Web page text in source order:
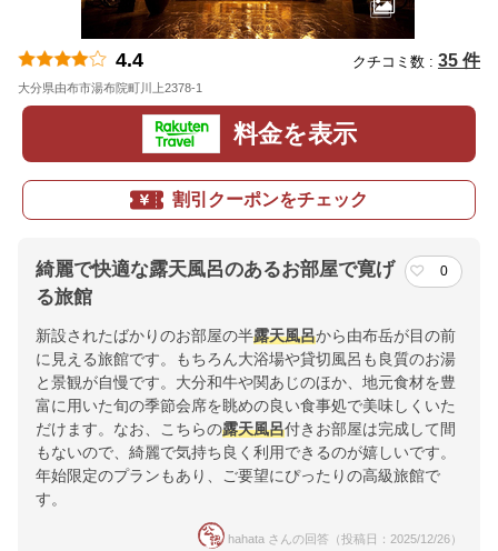
4.4 クチコミ数 : 35 件
大分県由布市湯布院町川上2378-1
料金を表示
割引クーポンをチェック
綺麗で快適な露天風呂のあるお部屋で寛げ
る旅館
0
新設されたばかりのお部屋の半露天風呂から由布岳が目の前
に見える旅館です。もちろん大浴場や貸切風呂も良質のお湯
と景観が自慢です。大分和牛や関あじのほか、地元食材を豊
富に用いた旬の季節会席を眺めの良い食事処で美味しくいた
だけます。なお、こちらの露天風呂付きお部屋は完成して間
もないので、綺麗で気持ち良く利用できるのが嬉しいです。
年始限定のプランもあり、ご要望にぴったりの高級旅館で
す。
hahata さんの回答（投稿日：2025/12/26）